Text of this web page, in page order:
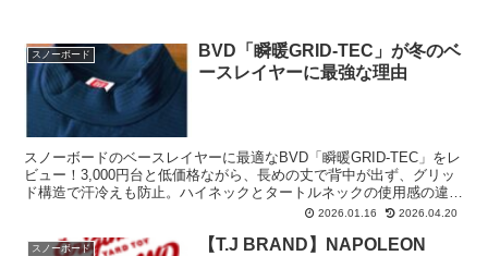
スノーボード
BVD「瞬暖GRID-TEC」が冬のベ
ースレイヤーに最強な理由
スノーボードのベースレイヤーに最適なBVD「瞬暖GRID-TEC」をレ
ビュー！3,000円台と低価格ながら、長めの丈で背中が出ず、グリッ
ド構造で汗冷えも防止。ハイネックとタートルネックの使用感の違い
2026.01.16 2026.04.20
スノーボード
【T.J BRAND】NAPOLEON